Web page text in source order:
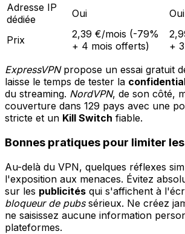
Adresse IP
dédiée
Oui Oui
Prix
2,39 €/mois (-79%
+ 4 mois offerts)
+
ExpressVPNpropose un essai gratuit
laisse le temps de tester la
du streaming. NordVPN, de son côté,
couverture dans 129 pays avec une
stricte et un Kill Switch fiable.
Bonnes pratiques pour limiter
Au-delà du VPN, quelques réflexes
l'exposition aux menaces. Évitez
sur les publicités qui s'affichent à
bloqueur de pubssérieux. Ne créez
ne saisissez aucune information
plateformes.